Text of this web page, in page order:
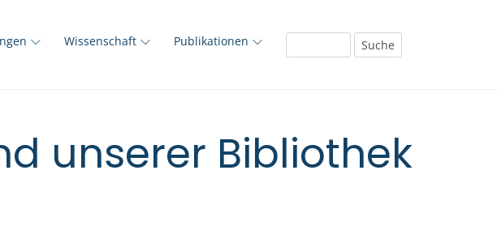
Wissenschaft Publikationen
unserer Bibliothek